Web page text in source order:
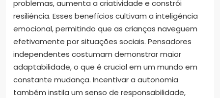
problemas, aumenta a criatividade e constrói
resiliência. Esses benefícios cultivam a inteligência
emocional, permitindo que as crianças naveguem
efetivamente por situações sociais. Pensadores
independentes costumam demonstrar maior
adaptabilidade, o que é crucial em um mundo em
constante mudança. Incentivar a autonomia
também instila um senso de responsabilidade,